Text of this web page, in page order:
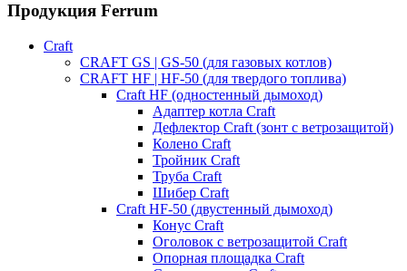
Продукция Ferrum
Craft
CRAFT GS | GS-50 (для газовых котлов)
CRAFT HF | HF-50 (для твердого топлива)
Craft HF (одностенный дымоход)
Адаптер котла Craft
Дефлектор Craft (зонт с ветрозащитой)
Колено Craft
Тройник Craft
Труба Craft
Шибер Craft
Craft HF-50 (двустенный дымоход)
Конус Craft
Оголовок с ветрозащитой Craft
Опорная площадка Craft